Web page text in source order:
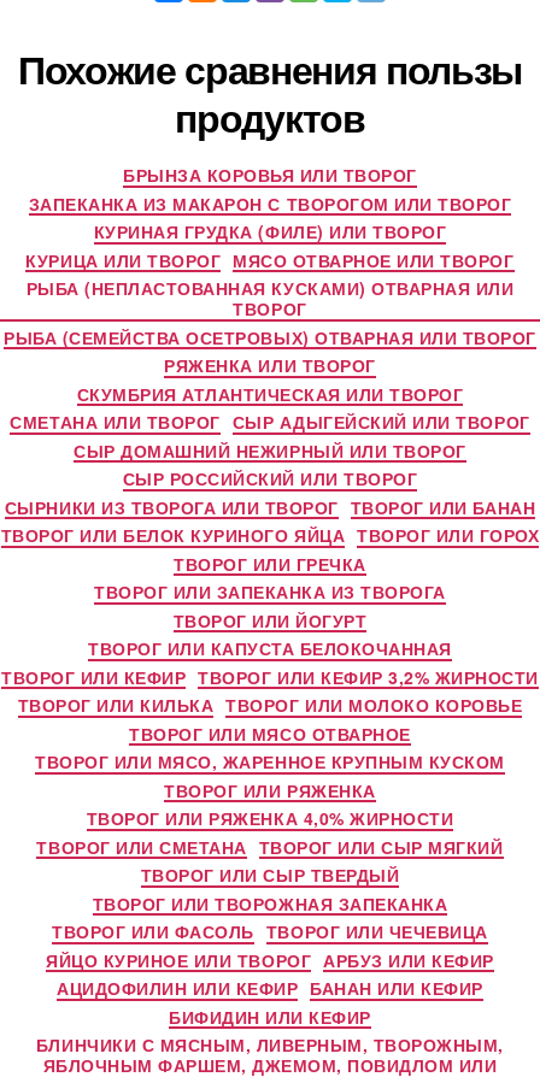
Похожие сравнения пользы
продуктов
БРЫНЗА КОРОВЬЯ ИЛИ ТВОРОГ
ЗАПЕКАНКА ИЗ МАКАРОН С ТВОРОГОМ ИЛИ ТВОРОГ
КУРИНАЯ ГРУДКА (ФИЛЕ) ИЛИ ТВОРОГ
КУРИЦА ИЛИ ТВОРОГ МЯСО ОТВАРНОЕ ИЛИ ТВОРОГ
РЫБА (НЕПЛАСТОВАННАЯ КУСКАМИ) ОТВАРНАЯ ИЛИ
ТВОРОГ
РЫБА (СЕМЕЙСТВА ОСЕТРОВЫХ) ОТВАРНАЯ ИЛИ ТВОРОГ
РЯЖЕНКА ИЛИ ТВОРОГ
СКУМБРИЯ АТЛАНТИЧЕСКАЯ ИЛИ ТВОРОГ
СМЕТАНА ИЛИ ТВОРОГ СЫР АДЫГЕЙСКИЙ ИЛИ ТВОРОГ
СЫР ДОМАШНИЙ НЕЖИРНЫЙ ИЛИ ТВОРОГ
СЫР РОССИЙСКИЙ ИЛИ ТВОРОГ
СЫРНИКИ ИЗ ТВОРОГА ИЛИ ТВОРОГ ТВОРОГ ИЛИ БАНАН
ТВОРОГ ИЛИ БЕЛОК КУРИНОГО ЯЙЦА ТВОРОГ ИЛИ ГОРОХ
ТВОРОГ ИЛИ ГРЕЧКА
ТВОРОГ ИЛИ ЗАПЕКАНКА ИЗ ТВОРОГА
ТВОРОГ ИЛИ ЙОГУРТ
ТВОРОГ ИЛИ КАПУСТА БЕЛОКОЧАННАЯ
ТВОРОГ ИЛИ КЕФИР ТВОРОГ ИЛИ КЕФИР 3,2% ЖИРНОСТИ
ТВОРОГ ИЛИ КИЛЬКА ТВОРОГ ИЛИ МОЛОКО КОРОВЬЕ
ТВОРОГ ИЛИ МЯСО ОТВАРНОЕ
ТВОРОГ ИЛИ МЯСО, ЖАРЕННОЕ КРУПНЫМ КУСКОМ
ТВОРОГ ИЛИ РЯЖЕНКА
ТВОРОГ ИЛИ РЯЖЕНКА 4,0% ЖИРНОСТИ
ТВОРОГ ИЛИ СМЕТАНА ТВОРОГ ИЛИ СЫР МЯГКИЙ
ТВОРОГ ИЛИ СЫР ТВЕРДЫЙ
ТВОРОГ ИЛИ ТВОРОЖНАЯ ЗАПЕКАНКА
ТВОРОГ ИЛИ ФАСОЛЬ ТВОРОГ ИЛИ ЧЕЧЕВИЦА
ЯЙЦО КУРИНОЕ ИЛИ ТВОРОГ АРБУЗ ИЛИ КЕФИР
АЦИДОФИЛИН ИЛИ КЕФИР БАНАН ИЛИ КЕФИР
БИФИДИН ИЛИ КЕФИР
БЛИНЧИКИ С МЯСНЫМ, ЛИВЕРНЫМ, ТВОРОЖНЫМ,
ЯБЛОЧНЫМ ФАРШЕМ, ДЖЕМОМ, ПОВИДЛОМ ИЛИ